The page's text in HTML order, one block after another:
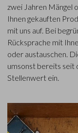
zwei Jahren Mängel
Ihnen gekauften
mit uns auf. Bei
Rücksprache mit
oder austauschen.
umsonst bereits seit
Stellenwert ein.